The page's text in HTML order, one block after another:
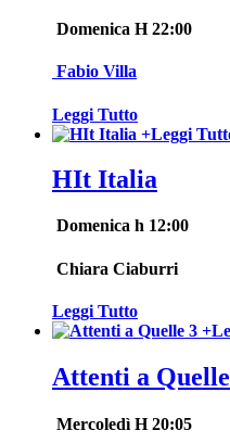
Domenica H 22:00
Fabio Villa
Leggi Tutto
+Leggi
HIt Italia
Domenica h 12:00
Chiara Ciaburri
Leggi Tutto
+
Attenti a
Mercoledì H 20:05